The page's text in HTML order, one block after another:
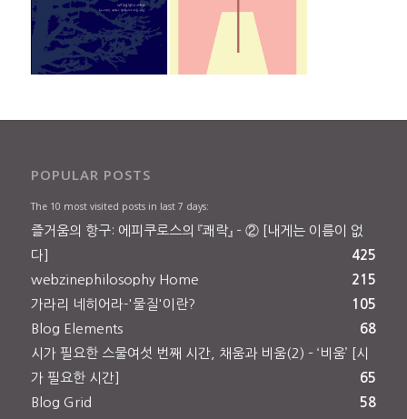
POPULAR POSTS
The 10 most visited posts in last 7 days:
즐거움의 항구: 에피쿠로스의 『쾌락』 – ② [내게는 이름이 없
다]
425
webzinephilosophy Home
215
가라리 네히어라-'물질'이란?
105
Blog Elements
68
시가 필요한 스물여섯 번째 시간, 채움과 비움(2) – ‘비움’ [시
가 필요한 시간]
65
Blog Grid
58